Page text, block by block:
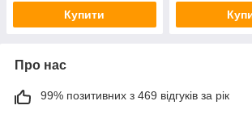
Купити
Про нас
99% позитивних з 469 відгуків за рік